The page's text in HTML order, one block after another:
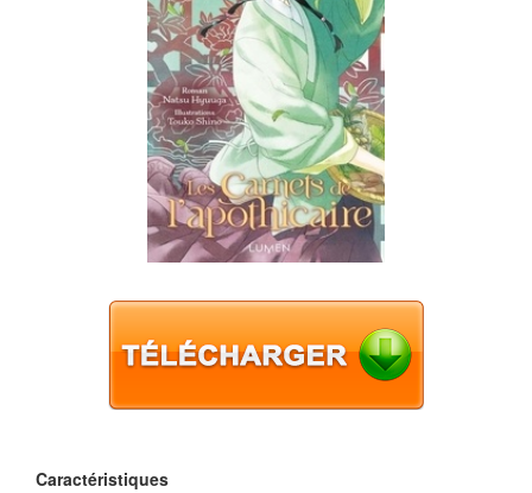
Caractéristiques